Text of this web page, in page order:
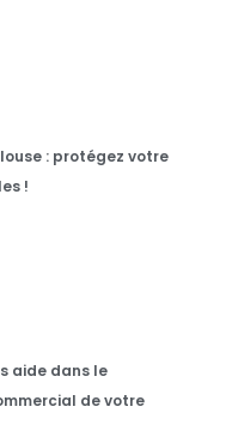
: protégez votre
!
aide dans le
de votre